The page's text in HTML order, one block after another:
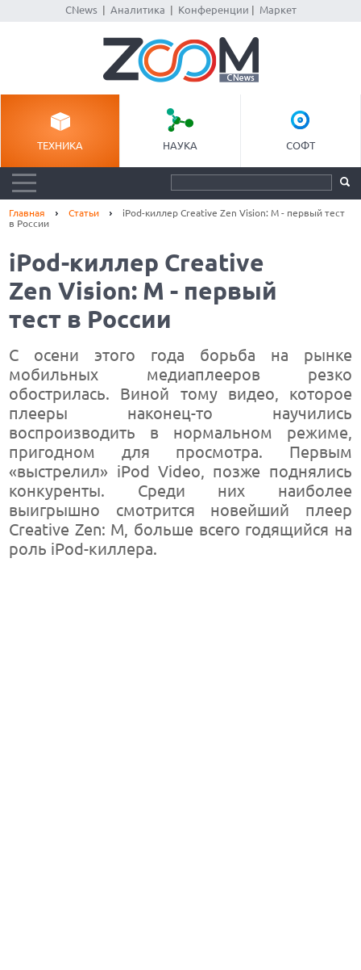
CNews| Аналитика Конференции Маркет
ТЕХНИКА НАУКА СОФТ
Главная Статьи
iPod-киллер Creative Zen Vision: M - первый тест
в России
iPod-киллер Creative
Zen Vision: M - первый
тест в России
C осени этого года борьба на рынке
мобильных медиаплееров резко
обострилась. Виной тому видео, которое
плееры наконец-то научились
воспроизводить в нормальном режиме,
пригодном для просмотра. Первым
«выстрелил» iPod Video, позже поднялись
конкуренты. Среди них наиболее
выигрышно смотрится новейший плеер
Creative Zen: M, больше всего годящийся на
роль iPod-киллера.